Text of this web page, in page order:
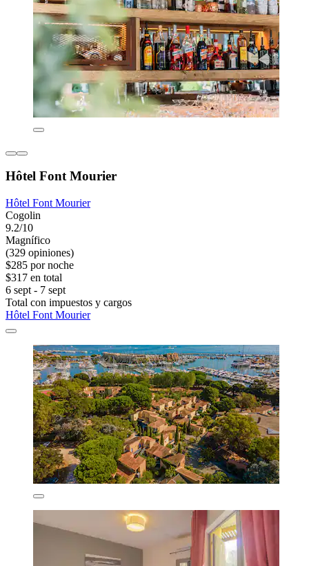
Hôtel Font Mourier
Hôtel Font Mourier
Cogolin
9.2/10
Magnífico
(329 opiniones)
$285 por noche
$317 en total
6 sept - 7 sept
Total con impuestos y cargos
Hôtel Font Mourier